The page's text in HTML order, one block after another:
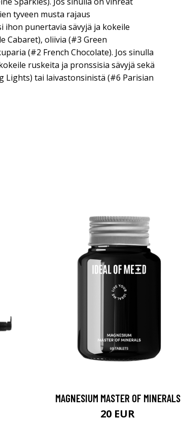
tyveen musta rajaus
ihon punertavia sävyjä ja kokeile
Cabaret), oliivia (#3 Green
(#2 French Chocolate). Jos sinulla
ruskeita ja pronssisia sävyjä sekä
Lights) tai laivastonsinistä (#6 Parisian
MAGNESIUM MASTER OF MINERALS
20 EUR